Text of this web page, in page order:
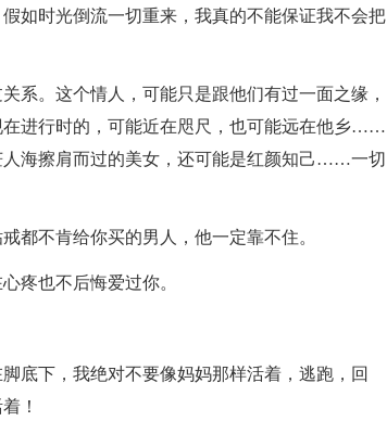
如时光倒流一切重来，我真的不能保证我不会把
系。这个情人，可能只是跟他们有过一面之缘，
进行时的，可能近在咫尺，也可能远在他乡……
海擦肩而过的美女，还可能是红颜知己……一切
都不肯给你买的男人，他一定靠不住。
疼也不后悔爱过你。
底下，我绝对不要像妈妈那样活着，逃跑，回
！